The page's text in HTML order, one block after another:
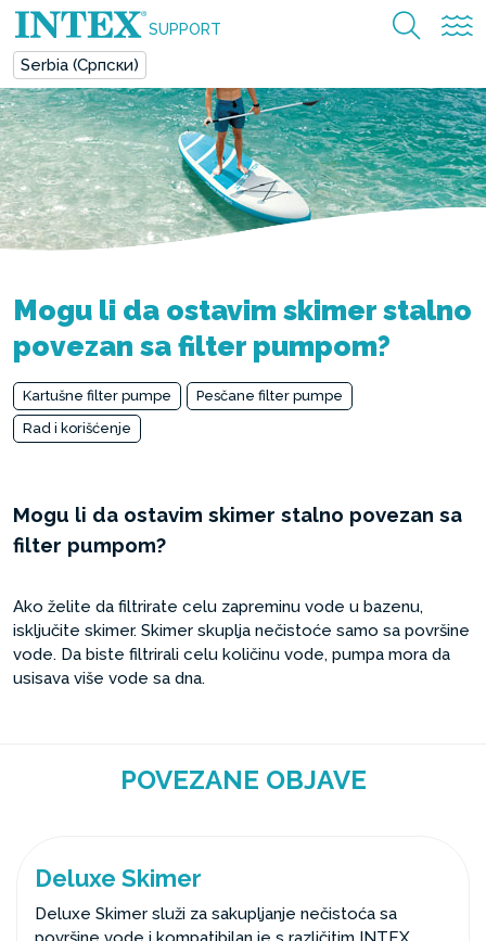
SUPPORT
Serbia (Српски)
Mogu li da ostavim skimer stalno
povezan sa filter pumpom?
Kartušne filter pumpe
Pesčane filter pumpe
Rad i korišćenje
Mogu li da ostavim skimer stalno povezan sa
filter pumpom?
Ako želite da filtrirate celu zapreminu vode u bazenu,
isključite skimer. Skimer skuplja nečistoće samo sa površine
vode. Da biste filtrirali celu količinu vode, pumpa mora da
usisava više vode sa dna.
POVEZANE OBJAVE
Deluxe Skimer
Deluxe Skimer služi za sakupljanje nečistoća sa